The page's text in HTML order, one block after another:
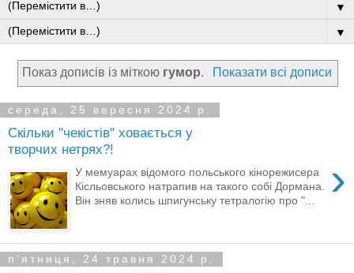
▼
▼
Показ дописів із міткою гумор. Показати всі дописи
середа, 25 вересня 2024 р.
Скільки "чекістів" ховається у
творчих нетрях?!
›
У мемуарах відомого польського кінорежисера
Кісльовського натрапив на такого собі Дормана.
Він зняв колись шпигунську тетралогію про "...
пʼятниця, 24 травня 2024 р.